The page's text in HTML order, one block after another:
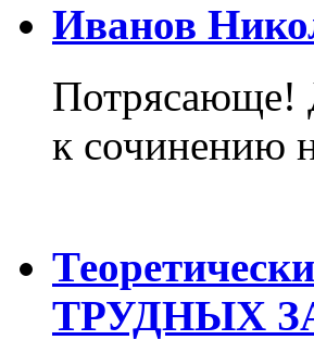
Иванов
Потрясающе!
к сочинению
ТРУДНЫХ